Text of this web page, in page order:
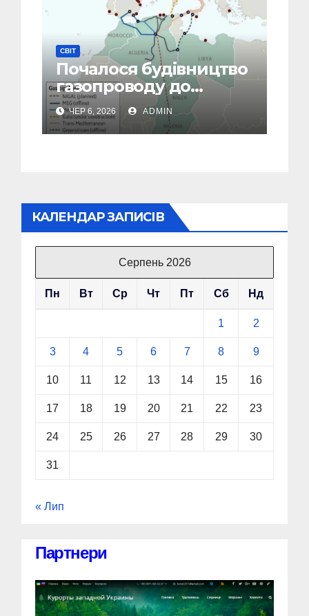
СВІТ
Почалося будівництво
газопроводу до
Європи в обхід рф
ЧЕР 6, 2026 ADMIN
КАЛЕНДАР ЗАПИСІВ
Серпень 2026
Пн Вт Ср Чт Пт Сб Нд
1 2
3 4 5 6 7 8 9
10 11 12 13 14 15 16
17 18 19 20 21 22 23
24 25 26 27 28 29 30
31
« Лип
Партнери